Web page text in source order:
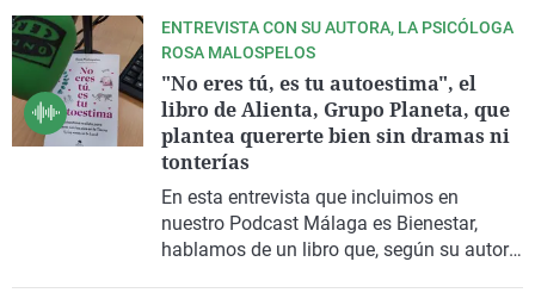
abrirnos a nuevas oportunidades.
ENTREVISTA CON SU AUTORA, LA PSICÓLOGA
ROSA MALOSPELOS
"No eres tú, es tu autoestima", el
libro de Alienta, Grupo Planeta, que
plantea quererte bien sin dramas ni
tonterías
En esta entrevista que incluimos en
nuestro Podcast Málaga es Bienestar,
hablamos de un libro que, según su autora,